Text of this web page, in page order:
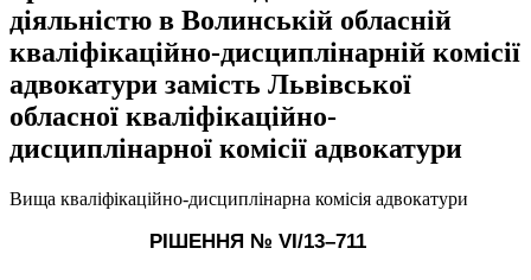
діяльністю в Волинській обласній
кваліфікаційно-дисциплінарній комісії
адвокатури замість Львівської
обласної кваліфікаційно-
дисциплінарної комісії адвокатури
Вища кваліфікаційно-дисциплінарна комісія адвокатури
РІШЕННЯ № VІ/13–711